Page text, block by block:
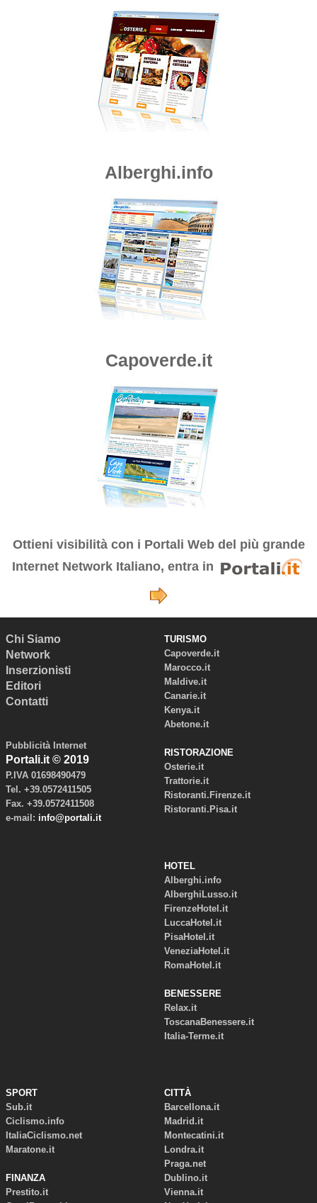
Alberghi.info
Capoverde.it
Ottieni visibilità con i Portali Web del più grande
Internet Network Italiano, entra in
Chi Siamo
Network
Inserzionisti
Editori
Contatti
Pubblicità Internet
Portali.it © 2019
P.IVA 01698490479
Tel. +39.0572411505
Fax. +39.0572411508
e-mail: info@portali.it
TURISMO
Capoverde.it
Marocco.it
Maldive.it
Canarie.it
Kenya.it
Abetone.it
RISTORAZIONE
Osterie.it
Trattorie.it
Ristoranti.Firenze.it
Ristoranti.Pisa.it
HOTEL
Alberghi.info
AlberghiLusso.it
FirenzeHotel.it
LuccaHotel.it
PisaHotel.it
VeneziaHotel.it
RomaHotel.it
BENESSERE
Relax.it
ToscanaBenessere.it
Italia-Terme.it
SPORT
Sub.it
Ciclismo.info
ItaliaCiclismo.net
Maratone.it
FINANZA
Prestito.it
CITTÀ
Barcellona.it
Madrid.it
Montecatini.it
Londra.it
Praga.net
Dublino.it
Vienna.it